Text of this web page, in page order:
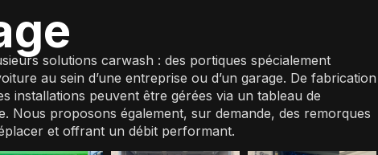
solutions carwash : des portiques spécialement
au sein d’une entreprise ou d’un garage. De fabrication
installations peuvent être gérées via un tableau de
Nous proposons également, sur demande, des remorques
et offrant un débit performant.